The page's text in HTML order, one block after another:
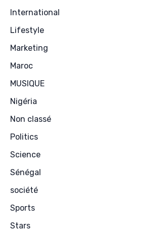
International
Lifestyle
Marketing
Maroc
MUSIQUE
Nigéria
Non classé
Politics
Science
Sénégal
société
Sports
Stars